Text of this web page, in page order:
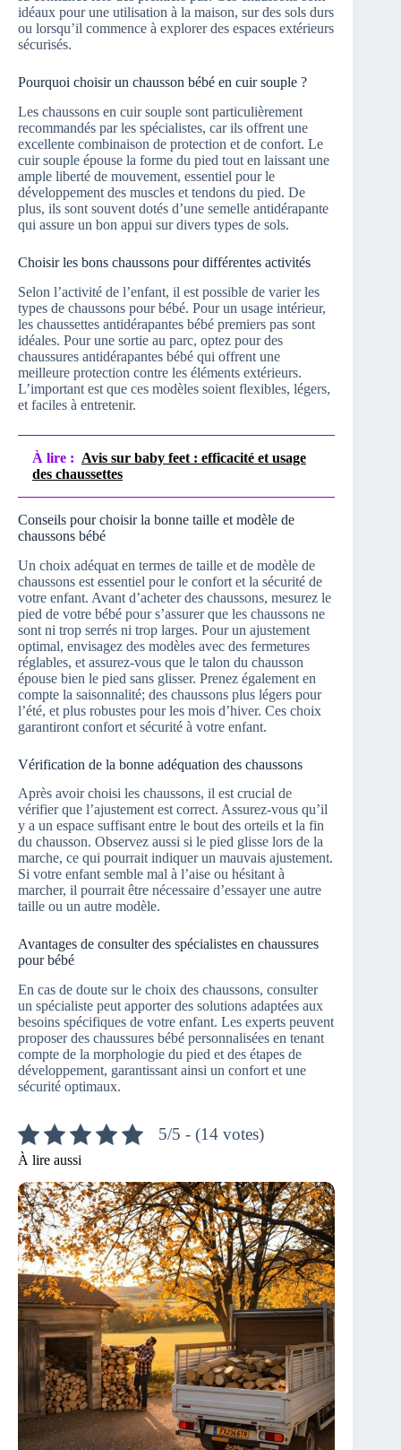
idéaux pour une utilisation à la maison, sur des sols durs
ou lorsqu’il commence à explorer des espaces extérieurs
sécurisés.
Pourquoi choisir un chausson bébé en cuir souple ?
Les chaussons en cuir souple sont particulièrement
recommandés par les spécialistes, car ils offrent une
excellente combinaison de protection et de confort. Le
cuir souple épouse la forme du pied tout en laissant une
ample liberté de mouvement, essentiel pour le
développement des muscles et tendons du pied. De
plus, ils sont souvent dotés d’une semelle antidérapante
qui assure un bon appui sur divers types de sols.
Choisir les bons chaussons pour différentes activités
Selon l’activité de l’enfant, il est possible de varier les
types de chaussons pour bébé. Pour un usage intérieur,
les chaussettes antidérapantes bébé premiers pas sont
idéales. Pour une sortie au parc, optez pour des
chaussures antidérapantes bébé qui offrent une
meilleure protection contre les éléments extérieurs.
L’important est que ces modèles soient flexibles, légers,
et faciles à entretenir.
À lire : Avis sur baby feet : efficacité et usage
des chaussettes
Conseils pour choisir la bonne taille et modèle de
chaussons bébé
Un choix adéquat en termes de taille et de modèle de
chaussons est essentiel pour le confort et la sécurité de
votre enfant. Avant d’acheter des chaussons, mesurez le
pied de votre bébé pour s’assurer que les chaussons ne
sont ni trop serrés ni trop larges. Pour un ajustement
optimal, envisagez des modèles avec des fermetures
réglables, et assurez-vous que le talon du chausson
épouse bien le pied sans glisser. Prenez également en
compte la saisonnalité; des chaussons plus légers pour
l’été, et plus robustes pour les mois d’hiver. Ces choix
garantiront confort et sécurité à votre enfant.
Vérification de la bonne adéquation des chaussons
Après avoir choisi les chaussons, il est crucial de
vérifier que l’ajustement est correct. Assurez-vous qu’il
y a un espace suffisant entre le bout des orteils et la fin
du chausson. Observez aussi si le pied glisse lors de la
marche, ce qui pourrait indiquer un mauvais ajustement.
Si votre enfant semble mal à l’aise ou hésitant à
marcher, il pourrait être nécessaire d’essayer une autre
taille ou un autre modèle.
Avantages de consulter des spécialistes en chaussures
pour bébé
En cas de doute sur le choix des chaussons, consulter
un spécialiste peut apporter des solutions adaptées aux
besoins spécifiques de votre enfant. Les experts peuvent
proposer des chaussures bébé personnalisées en tenant
compte de la morphologie du pied et des étapes de
développement, garantissant ainsi un confort et une
sécurité optimaux.
5/5 - (14 votes)
À lire aussi